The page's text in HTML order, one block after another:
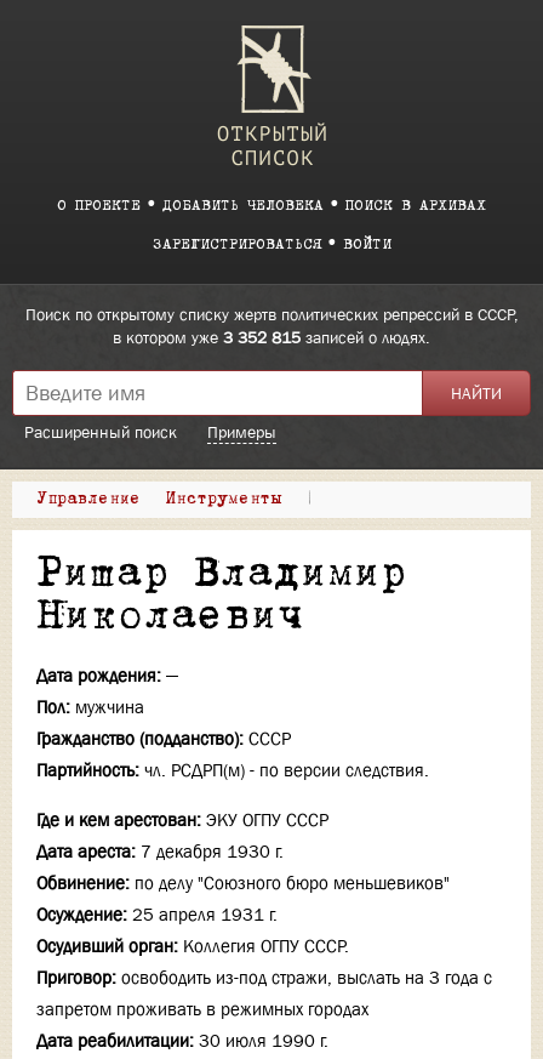
О ПРОЕКТЕ ДОБАВИТЬ ЧЕЛОВЕКА ПОИСК В АРХИВАХ
ЗАРЕГИСТРИРОВАТЬСЯ ВОЙТИ
Поиск по открытому списку жертв политических репрессий в СССР,
в котором уже 3 352 815 записей о людях.
Расширенный поиск Примеры
Управление Инструменты |
Ришар Владимир
Николаевич
Дата рождения: —
Пол: мужчина
Гражданство (подданство): СССР
Партийность: чл. РСДРП(м) - по версии следствия.
Где и кем арестован: ЭКУ ОГПУ СССР
Дата ареста: 7 декабря 1930 г.
Обвинение: по делу "Союзного бюро меньшевиков"
Осуждение: 25 апреля 1931 г.
Осудивший орган: Коллегия ОГПУ СССР.
Приговор: освободить из-под стражи, выслать на 3 года с
запретом проживать в режимных городах
Дата реабилитации: 30 июля 1990 г.